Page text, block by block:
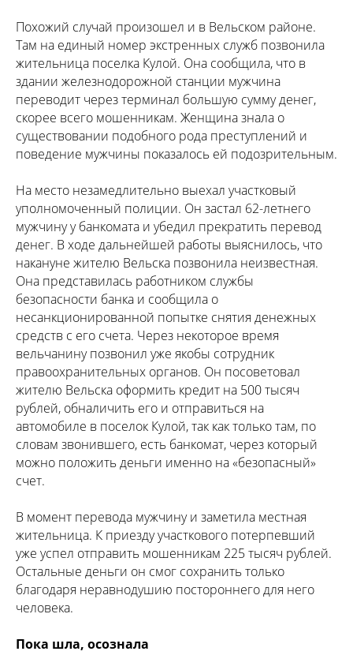
Похожий случай произошел и в Вельском районе.
Там на единый номер экстренных служб позвонила
жительница поселка Кулой. Она сообщила, что в
здании железнодорожной станции мужчина
переводит через терминал большую сумму денег,
скорее всего мошенникам. Женщина знала о
существовании подобного рода преступлений и
поведение мужчины показалось ей подозрительным.
На место незамедлительно выехал участковый
уполномоченный полиции. Он застал 62-летнего
мужчину у банкомата и убедил прекратить перевод
денег. В ходе дальнейшей работы выяснилось, что
накануне жителю Вельска позвонила неизвестная.
Она представилась работником службы
безопасности банка и сообщила о
несанкционированной попытке снятия денежных
средств с его счета. Через некоторое время
вельчанину позвонил уже якобы сотрудник
правоохранительных органов. Он посоветовал
жителю Вельска оформить кредит на 500 тысяч
рублей, обналичить его и отправиться на
автомобиле в поселок Кулой, так как только там, по
словам звонившего, есть банкомат, через который
можно положить деньги именно на «безопасный»
счет.
В момент перевода мужчину и заметила местная
жительница. К приезду участкового потерпевший
уже успел отправить мошенникам 225 тысяч рублей.
Остальные деньги он смог сохранить только
благодаря неравнодушию постороннего для него
человека.
Пока шла, осознала